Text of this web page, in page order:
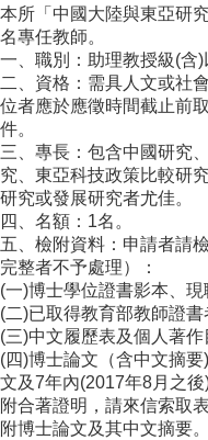
告
本
所
簡
本
所
成
員
博
士
班
碩
士
班
本所「中國大陸與東亞研
名專任教師。
一、職別：助理教授級(含)
二、資格：需具人文或社
位者應於應徵時間截止前
件。
三、專長：包含中國研究
究、東亞科技政策比較研
研究或發展研究者尤佳。
四、名額：1名。
五、檢附資料：申請者請
完整者不予處理）：
(一)博士學位證書影本、
(二)已取得教育部教師證
(三)中文履歷表及個人著作
(四)博士論文（含中文摘
文及7年內(2017年8月之
附合著證明，請來信索取
附博士論文及其中文摘要。